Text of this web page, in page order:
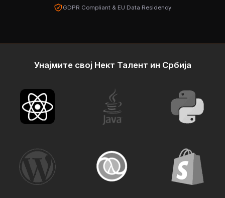
GDPR Compliant & EU Data Residency
Унајмите свој Нект Талент ин Србија